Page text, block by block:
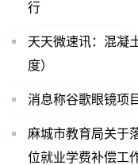
行
天天微速讯：混凝
度）
消息称谷歌眼镜项
麻城市教育局关于
位就业学费补偿工